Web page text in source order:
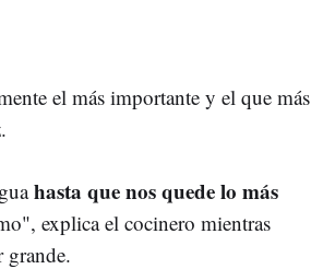
el más importante y el que más
hasta que nos quede lo más
explica el cocinero mientras
grande.